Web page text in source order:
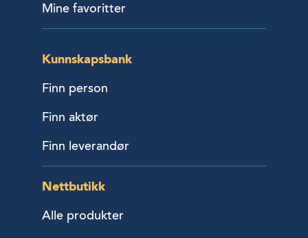
Mine favoritter
Kunnskapsbank
Finn person
Finn aktør
Finn leverandør
Nettbutikk
Alle produkter